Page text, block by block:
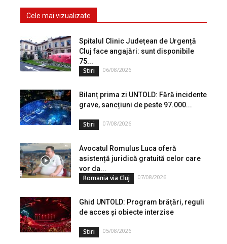
Cele mai vizualizate
Spitalul Clinic Județean de Urgență
Cluj face angajări: sunt disponibile
75...
Stiri 06/08/2026
Bilanț prima zi UNTOLD: Fără incidente
grave, sancțiuni de peste 97.000...
Stiri 07/08/2026
Avocatul Romulus Luca oferă
asistență juridică gratuită celor care
vor da...
Romania via Cluj 07/08/2026
Ghid UNTOLD: Program brățări, reguli
de acces și obiecte interzise
Stiri 05/08/2026